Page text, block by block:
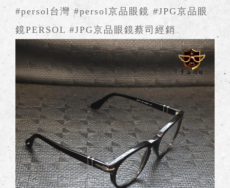
#persol台灣 #persol京品眼鏡 #JPG京品眼
鏡PERSOL #JPG京品眼鏡蔡司經銷